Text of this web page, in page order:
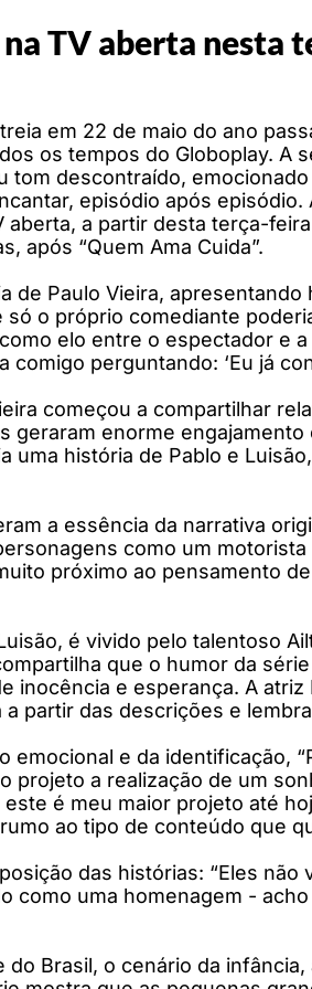
TV aberta nesta
em 22 de maio do ano
os tempos do Globoplay. A
tom descontraído,
episódio após
aberta, a partir desta terça-
após “Quem Ama Cuida”.
de Paulo Vieira,
o próprio comediante
elo entre o espectador e
perguntando: ‘Eu já
começou a compartilhar
geraram enorme
história de Pablo e
a essência da narrativa
como um
próximo ao pensamento
é vivido pelo talentoso
que o humor da
inocência e esperança. A
partir das descrições e
emocional e da identificação,
projeto a realização de um
este é meu maior projeto até
ao tipo de conteúdo que
das histórias: “Eles
como uma homenagem -
Brasil, o cenário da